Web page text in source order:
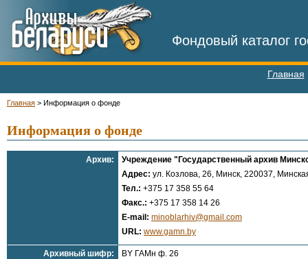
Фондовый каталог
Главная
Главная > Информация о фонде
Информация о фонде
Архив:
Учреждение "Государственный архив
Адрес: ул. Козлова, 26, Минск, 220037,
Тел.: +375 17 358 55 64
Факс.: +375 17 358 14 26
E-mail: minoblarhiv@gmail.com
URL: www.gamn.by
Архивный шифр:
BY ГАМн ф. 26